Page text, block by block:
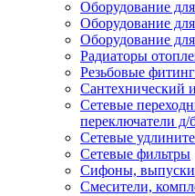
Оборудование
Оборудование
Оборудование
Радиаторы
Резьбовые
Сантехнический
Сетевые
переключатели д/
Сетевые
Сетевые фильтры
Сифоны, выпуски
Смесители,